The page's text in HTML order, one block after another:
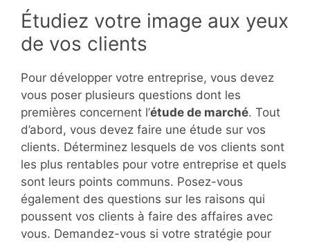
Étudiez votre image aux yeux
de vos clients
Pour développer votre entreprise, vous devez
vous poser plusieurs questions dont les
premières concernent l’étude de marché. Tout
d’abord, vous devez faire une étude sur vos
clients. Déterminez lesquels de vos clients sont
les plus rentables pour votre entreprise et quels
sont leurs points communs. Posez-vous
également des questions sur les raisons qui
poussent vos clients à faire des affaires avec
vous. Demandez-vous si votre stratégie pour